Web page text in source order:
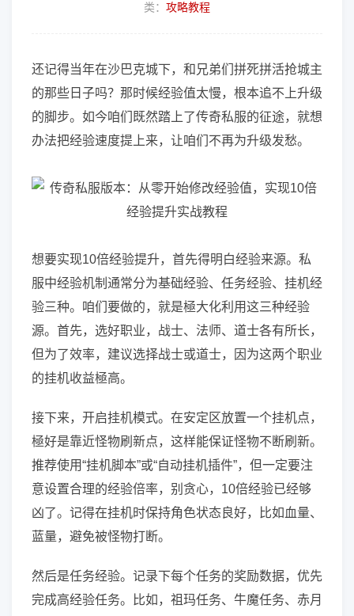
类： 攻略教程
还记得当年在沙巴克城下，和兄弟们拼死拼活抢城主
的那些日子吗？那时候经验值太慢，根本追不上升级
的脚步。如今咱们既然踏上了传奇私服的征途，就想
办法把经验速度提上来，让咱们不再为升级发愁。
想要实现10倍经验提升，首先得明白经验来源。私
服中经验机制通常分为基础经验、任务经验、挂机经
验三种。咱们要做的，就是極大化利用这三种经验
源。首先，选好职业，战士、法师、道士各有所长，
但为了效率，建议选择战士或道士，因为这两个职业
的挂机收益極高。
接下来，开启挂机模式。在安定区放置一个挂机点，
極好是靠近怪物刷新点，这样能保证怪物不断刷新。
推荐使用“挂机脚本”或“自动挂机插件”，但一定要注
意设置合理的经验倍率，别贪心，10倍经验已经够
凶了。记得在挂机时保持角色状态良好，比如血量、
蓝量，避免被怪物打断。
然后是任务经验。记录下每个任务的奖励数据，优先
完成高经验任务。比如，祖玛任务、牛魔任务、赤月